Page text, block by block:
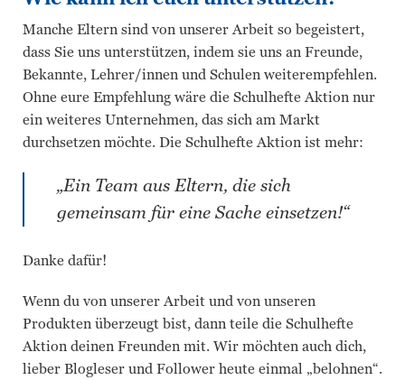
Manche Eltern sind von unserer Arbeit so begeistert,
dass Sie uns unterstützen, indem sie uns an Freunde,
Bekannte, Lehrer/innen und Schulen weiterempfehlen.
Ohne eure Empfehlung wäre die Schulhefte Aktion nur
ein weiteres Unternehmen, das sich am Markt
durchsetzen möchte. Die Schulhefte Aktion ist mehr:
„Ein Team aus Eltern, die sich
gemeinsam für eine Sache einsetzen!“
Danke dafür!
Wenn du von unserer Arbeit und von unseren
Produkten überzeugt bist, dann teile die Schulhefte
Aktion deinen Freunden mit. Wir möchten auch dich,
lieber Blogleser und Follower heute einmal „belohnen“.